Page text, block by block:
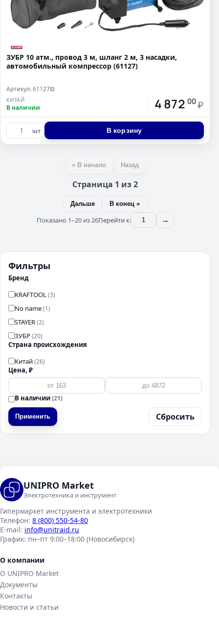
Фильтры
Бренд
KRAFTOOL(3)
No name(1)
STAYER(2)
ЗУБР(20)
Страна происхождения
Китай(26)
Цена, ₽
В наличии(21)
Применить Сбросить
ЗУБР 10 атм., провод 3 м, шланг 2 м, 3 насадки,
автомобильный компрессор (61127)
Артикул: 61127⧉
КИТАЙ
В наличии 4 872 00 ₽
шт В корзину
« В начало Назад
Страница 1 из 2
Дальше В конец »
Показано 1–20 из 26Перейти к: →
UNIPRO Market
Электротехника и инструмент
Гипермаркет инструмента и электротехники
Телефон: 8 (800) 550-54-80
E-mail: info@unitraid.ru
График: пн–пт 9:00–18:00 (Новосибирск)
О компании
О UNIPRO Market
Документы
Контакты
Новости и статьи